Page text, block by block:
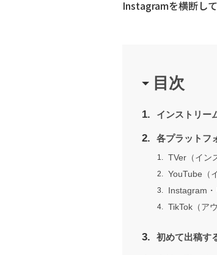
Instagramを横断し
目次
インストリー
各プラットフ
TVer（イン
YouTube（
Instagram
TikTok（ア
初めて出稿す